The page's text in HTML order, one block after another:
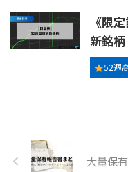
《限
新銘
52週
大量保